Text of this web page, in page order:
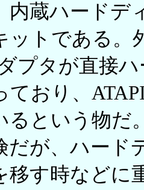
内蔵ハードデ
ットである。
プタが直接
ており、
るという物だ
だが、ハード
移す時などに